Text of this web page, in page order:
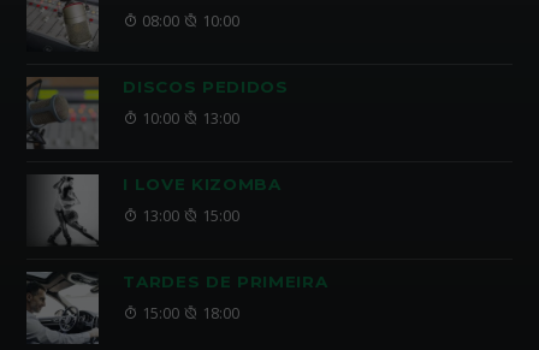
08:00 10:00
DISCOS PEDIDOS
10:00 13:00
I LOVE KIZOMBA
13:00 15:00
TARDES DE PRIMEIRA
15:00 18:00